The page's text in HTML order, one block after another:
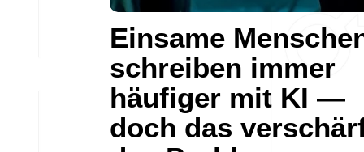
Einsame
schreiben immer
häufiger mit KI —
doch das